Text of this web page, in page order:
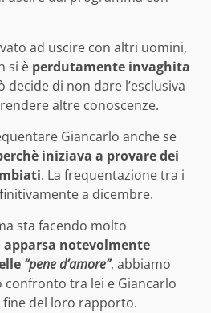
ad uscire con altri uomini,
si è perdutamente invaghita
decide di non dare l’esclusiva
altre conoscenze.
Giancarlo anche se
iniziava a provare dei
. La frequentazione tra i
a dicembre.
sta facendo molto
apparsa notevolmente
“pene d’amore”, abbiamo
tra lei e Giancarlo
del loro rapporto.